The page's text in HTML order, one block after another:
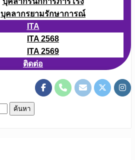
บุคลากรยามรักษาการณ์
ITA
ITA 2568
ITA 2569
ติดต่อ